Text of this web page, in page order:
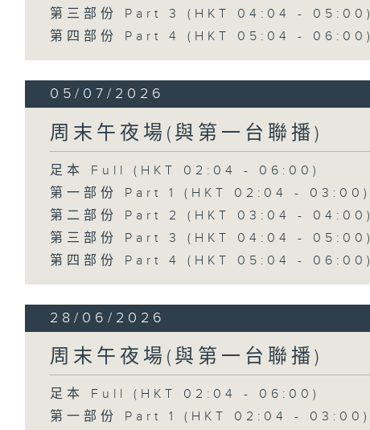
第三部份 Part 3 (HKT 04:04 - 05:00)
第四部份 Part 4 (HKT 05:04 - 06:00)
05/07/2026
周末午夜場(與第一台聯播)
足本 Full (HKT 02:04 - 06:00)
第一部份 Part 1 (HKT 02:04 - 03:00)
第二部份 Part 2 (HKT 03:04 - 04:00)
第三部份 Part 3 (HKT 04:04 - 05:00)
第四部份 Part 4 (HKT 05:04 - 06:00)
28/06/2026
周末午夜場(與第一台聯播)
足本 Full (HKT 02:04 - 06:00)
第一部份 Part 1 (HKT 02:04 - 03:00)